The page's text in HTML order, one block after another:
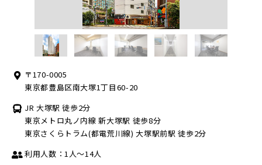
〒170-0005
東京都豊島区南大塚1丁目60-20
JR 大塚駅 徒歩2分
東京メトロ丸ノ内線 新大塚駅 徒歩8分
東京さくらトラム(都電荒川線) 大塚駅前駅 徒歩2分
利用人数：1人～14人